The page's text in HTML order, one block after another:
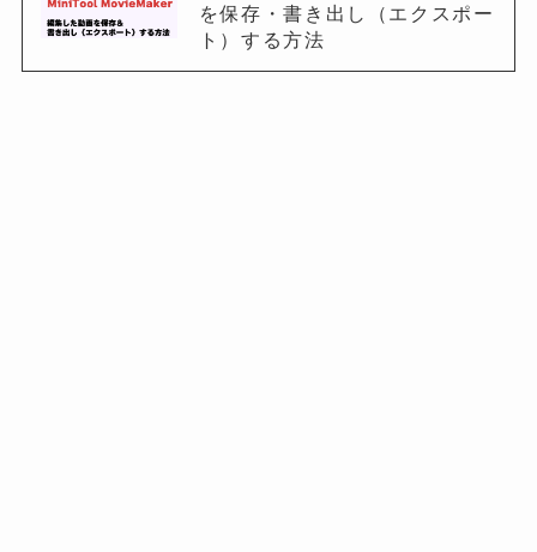
を保存・書き出し（エクスポー
ト）する方法